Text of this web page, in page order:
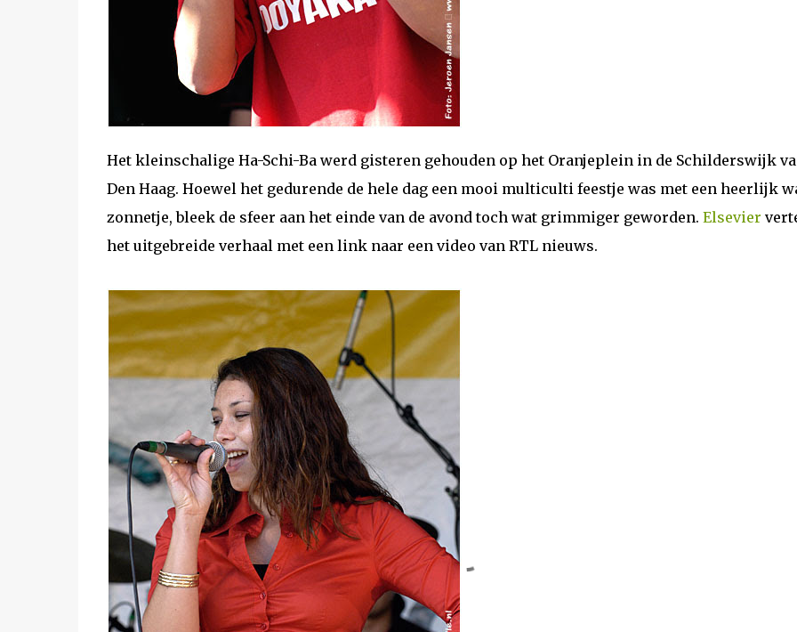
Het kleinschalige Ha-Schi-Ba werd gisteren gehouden op het Oranjeplein in de Schilderswijk
Den Haag. Hoewel het gedurende de hele dag een mooi multiculti feestje was met een heerlijk
zonnetje, bleek de sfeer aan het einde van de avond toch wat grimmiger geworden. Elsevier
het uitgebreide verhaal met een link naar een video van RTL nieuws.